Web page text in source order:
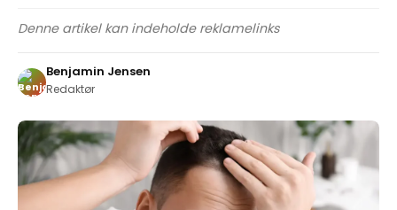
Denne artikel kan indeholde reklamelinks
Benjamin Jensen
Redaktør